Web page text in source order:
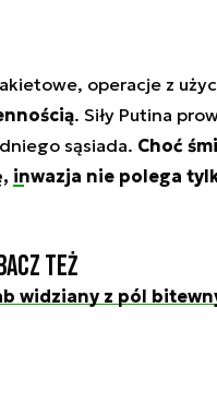
operacje z
. Siły Putina
sąsiada. Choć
inwazja nie polega
też
widziany z pól